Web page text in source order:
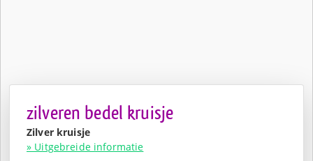
zilveren bedel kruisje
Zilver kruisje
» Uitgebreide informatie